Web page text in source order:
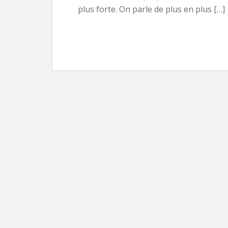
plus forte. On parle de plus en plus […]